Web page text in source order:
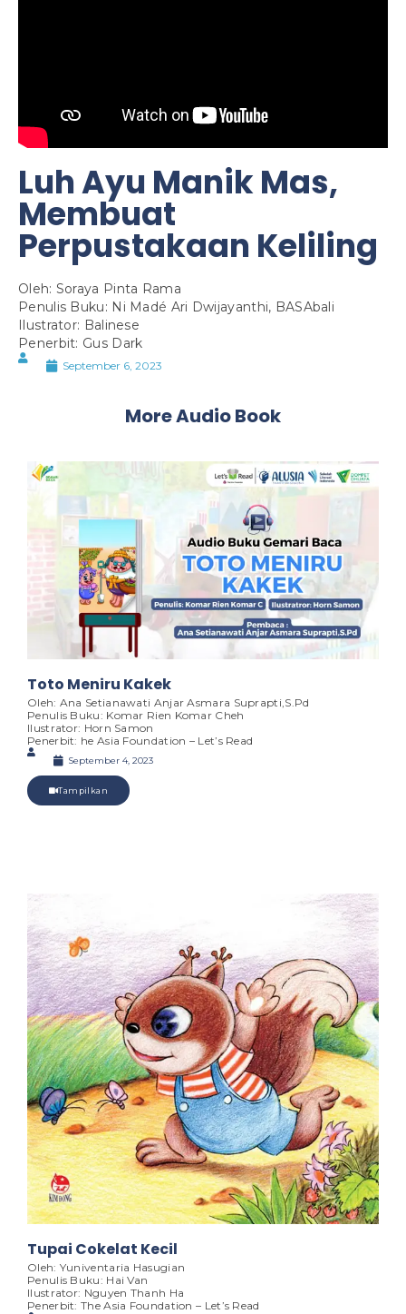
Luh Ayu Manik Mas,
Membuat
Perpustakaan Keliling
Oleh: Soraya Pinta Rama
Penulis Buku: Ni Madé Ari Dwijayanthi, BASAbali
Ilustrator: Balinese
Penerbit: Gus Dark
September 6, 2023
More Audio Book
Toto Meniru Kakek
Oleh: Ana Setianawati Anjar Asmara Suprapti,S.Pd
Penulis Buku: Komar Rien Komar Cheh
Ilustrator: Horn Samon
Penerbit: he Asia Foundation – Let’s Read
September 4, 2023
Tampilkan
Tupai Cokelat Kecil
Oleh: Yuniventaria Hasugian
Penulis Buku: Hai Van
Ilustrator: Nguyen Thanh Ha
Penerbit: The Asia Foundation – Let’s Read